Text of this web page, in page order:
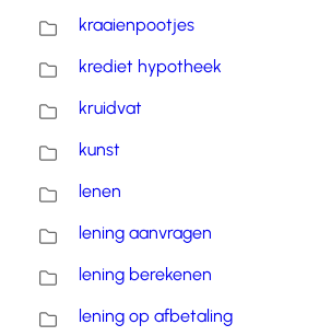
kraaienpootjes
krediet hypotheek
kruidvat
kunst
lenen
lening aanvragen
lening berekenen
lening op afbetaling